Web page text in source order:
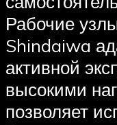
Рабочие
Shindaiwa
активной
высокими
позволяет